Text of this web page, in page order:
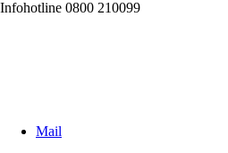
Infohotline 0800 210099
Mail